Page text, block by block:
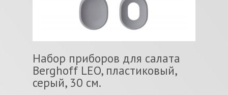
Набор приборов для салата
Berghoff LEO, пластиковый,
серый, 30 см.